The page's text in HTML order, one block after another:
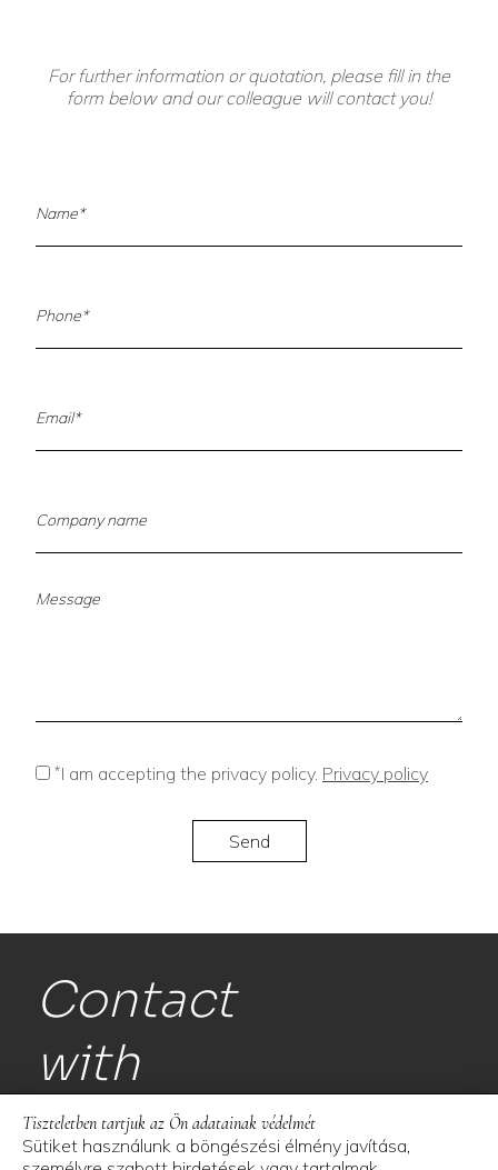
For further information or quotation, please fill in the
form below and our colleague will contact you!
*I am accepting the privacy policy. Privacy policy
Contact
with
us!
Tiszteletben tartjuk az Ön adatainak védelmét
Sütiket használunk a böngészési élmény javítása,